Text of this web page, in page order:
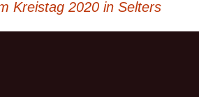
Kreistag 2020 in Selters